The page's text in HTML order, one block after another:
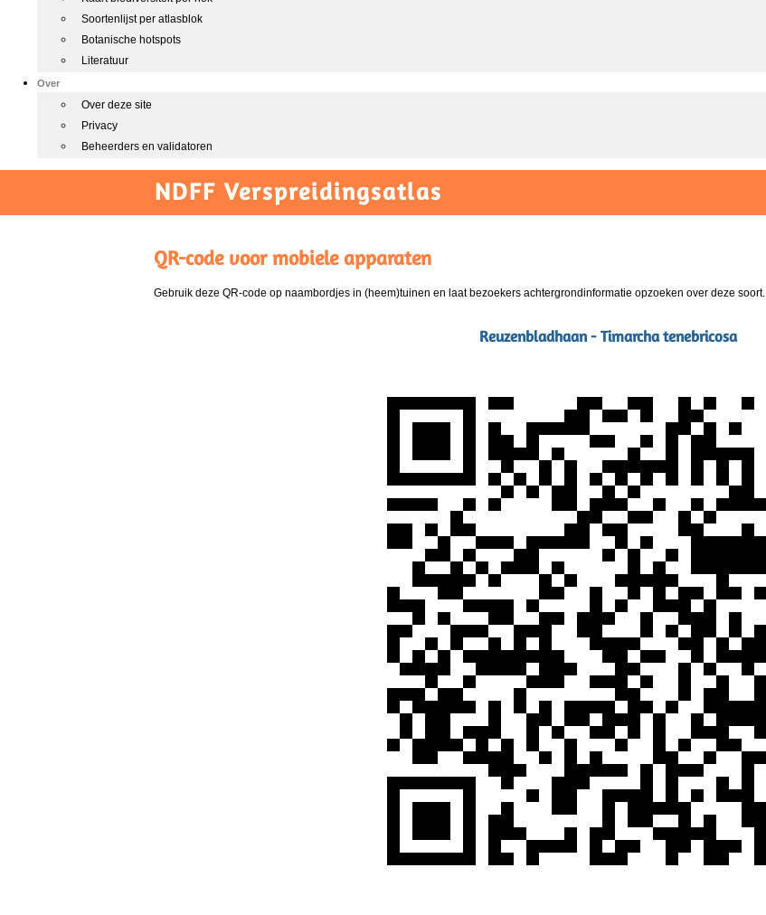
Soortenlijst per atlasblok
Botanische hotspots
Literatuur
Over
Over deze site
Privacy
Beheerders en validatoren
NDFF Verspreidingsatlas
QR-code voor mobiele apparaten
Gebruik deze QR-code op naambordjes in (heem)tuinen en laat bezoekers achtergrondinformatie opzoeken over deze soort.
Reuzenbladhaan - Timarcha tenebricosa